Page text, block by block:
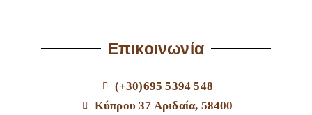
Επικοινωνία
(+30)695 5394 548
Κύπρου 37 Αριδαία, 58400